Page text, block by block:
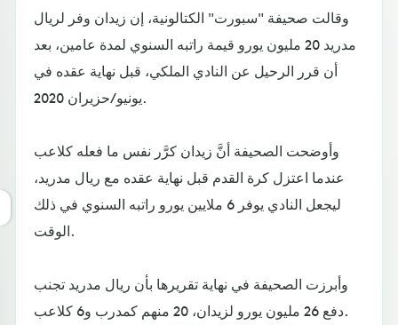
وقالت صحيفة "سبورت" الكتالونية، إن زيدان وفر لريال
مدريد 20 مليون يورو قيمة راتبه السنوي لمدة عامين، بعد
أن قرر الرحيل عن النادي الملكي، قبل نهاية عقده في
يونيو/حزيران 2020.
وأوضحت الصحيفة أنَّ زيدان كرَّر نفس ما فعله كلاعب
عندما اعتزل كرة القدم قبل نهاية عقده مع ريال مدريد،
ليجعل النادي يوفر 6 ملايين يورو راتبه السنوي في ذلك
الوقت.
وأبرزت الصحيفة في نهاية تقريرها بأن ريال مدريد تجنب
دفع 26 مليون يورو لزيدان، 20 منهم كمدرب و6 كلاعب.